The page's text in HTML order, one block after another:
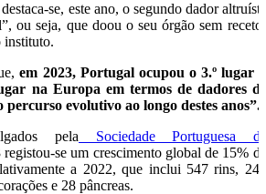
se, este ano, o segundo dador altruísta
ou seja, que doou o seu órgão sem recetor
instituto.
em 2023, Portugal ocupou o 3.º lugar a
na Europa em termos de dadores de
percurso evolutivo ao longo destes anos”.
pela Sociedade Portuguesa de
registou-se um crescimento global de 15% de
a 2022, que inclui 547 rins, 249
e 28 pâncreas.